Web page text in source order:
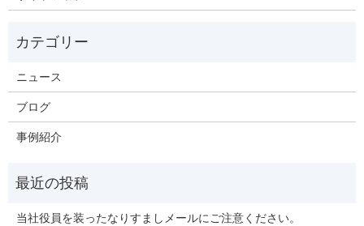
ニュース
ブログ
事例紹介
当社役員を装ったなりすましメールにご注意ください。